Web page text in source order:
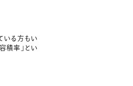
いる方もい
積率」とい